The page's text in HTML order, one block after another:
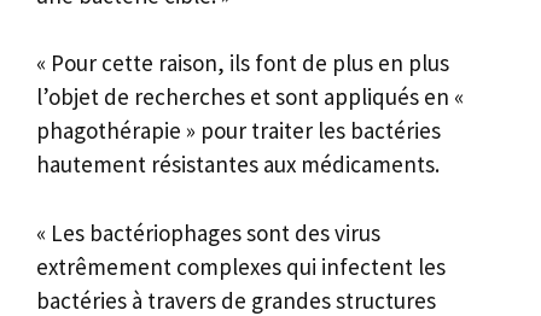
« Pour cette raison, ils font de plus en plus
l’objet de recherches et sont appliqués en «
phagothérapie » pour traiter les bactéries
hautement résistantes aux médicaments.
« Les bactériophages sont des virus
extrêmement complexes qui infectent les
bactéries à travers de grandes structures